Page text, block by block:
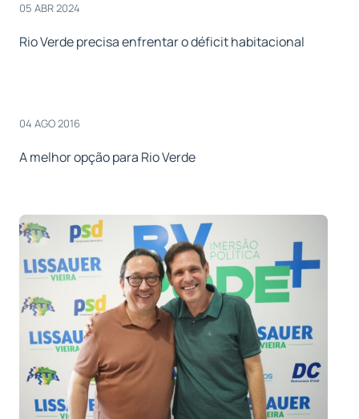
05 ABR 2024
Rio Verde precisa enfrentar o déficit habitacional
04 AGO 2016
A melhor opção para Rio Verde